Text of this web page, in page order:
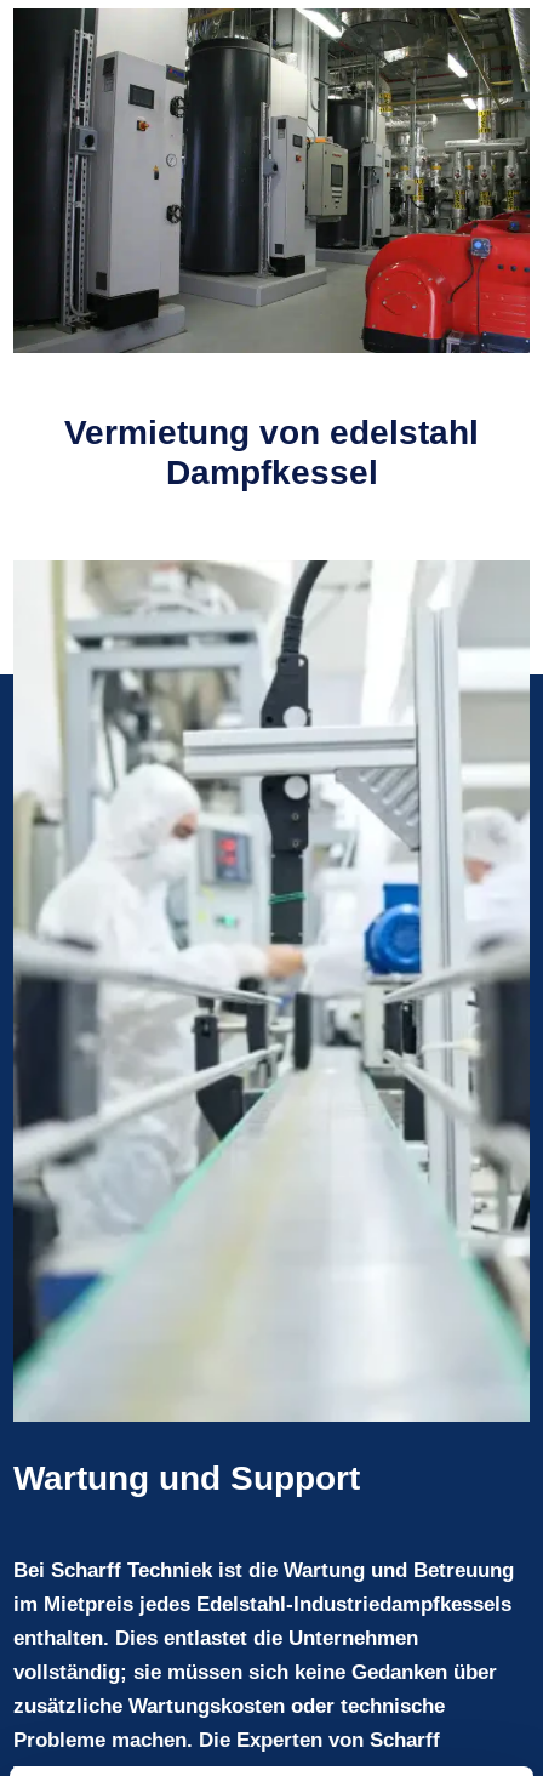
Vermietung von edelstahl
Dampfkessel
Wartung und Support
Bei Scharff Techniek ist die Wartung und Betreuung
im Mietpreis jedes Edelstahl-Industriedampfkessels
enthalten. Dies entlastet die Unternehmen
vollständig; sie müssen sich keine Gedanken über
zusätzliche Wartungskosten oder technische
Probleme machen. Die Experten von Scharff